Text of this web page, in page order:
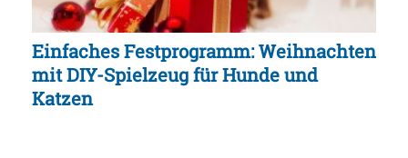
Einfaches Festprogramm: Weihnachten
mit DIY-Spielzeug für Hunde und
Katzen